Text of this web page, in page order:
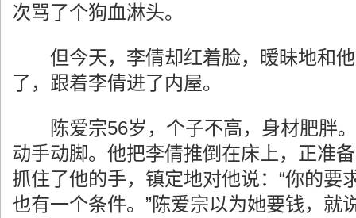
次骂了个狗血淋头。
但今天，李倩却红着脸，暧昧地和他
了，跟着李倩进了内屋。
陈爱宗56岁，个子不高，身材肥胖。
动手动脚。他把李倩推倒在床上，正准
抓住了他的手，镇定地对他说：“你的要
也有一个条件。”陈爱宗以为她要钱，就